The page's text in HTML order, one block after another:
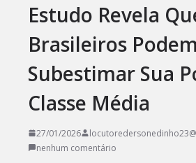
Estudo Revela
Brasileiros Podem
Subestimar Sua
Classe Média
27/01/2026
nenhum comentário